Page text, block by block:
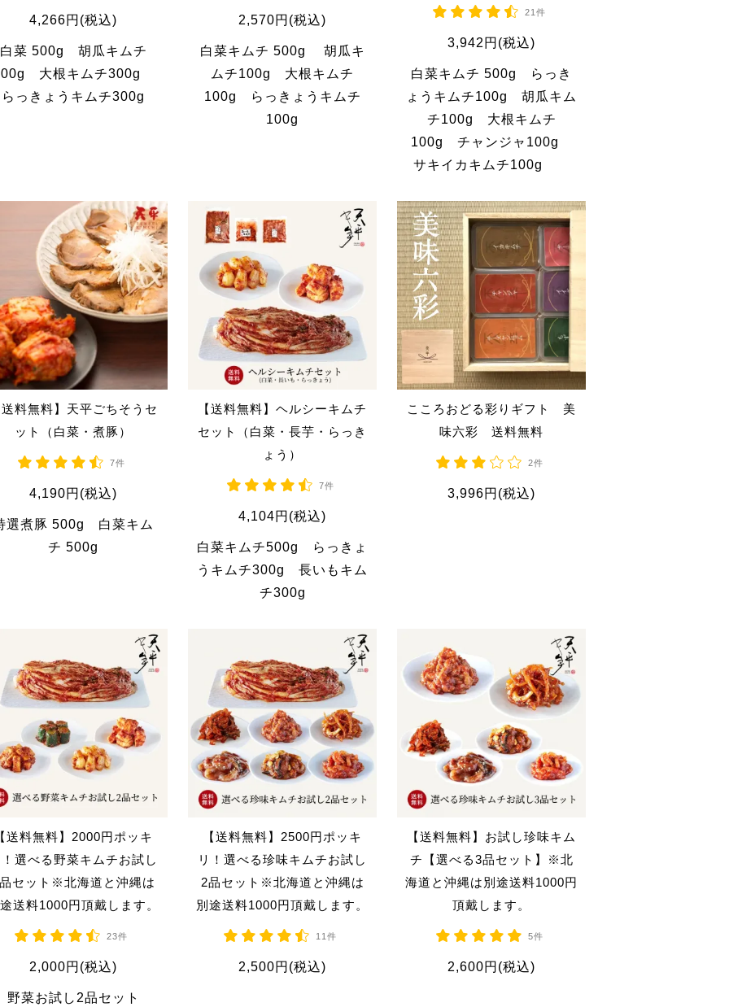
4,266円(税込)
白菜 500g 胡瓜キムチ
大根キムチ300g
らっきょうキムチ300g
2,570円(税込)
白菜キムチ 500g 胡瓜キ
ムチ100g 大根キムチ
100g らっきょうキムチ
100g
21件
3,942円(税込)
白菜キムチ 500g らっき
ょうキムチ100g 胡瓜キム
チ100g 大根キムチ
100g チャンジャ100g
サキイカキムチ100g
料無料】天平ごちそうセ
ット（白菜・煮豚）
7件
4,190円(税込)
選煮豚 500g 白菜キム
チ 500g
【送料無料】ヘルシーキムチ
セット（白菜・長芋・らっき
ょう）
7件
4,104円(税込)
白菜キムチ500g らっきょ
うキムチ300g 長いもキム
チ300g
こころおどる彩りギフト 美
味六彩 送料無料
2件
3,996円(税込)
送料無料】2000円ポッキ
選べる野菜キムチお試し
セット※北海道と沖縄は
送料1000円頂戴します。
23件
2,000円(税込)
野菜お試し2品セット
【送料無料】2500円ポッキ
リ！選べる珍味キムチお試し
2品セット※北海道と沖縄は
別途送料1000円頂戴します。
11件
2,500円(税込)
【送料無料】お試し珍味キム
チ【選べる3品セット】※北
海道と沖縄は別途送料1000円
頂戴します。
5件
2,600円(税込)